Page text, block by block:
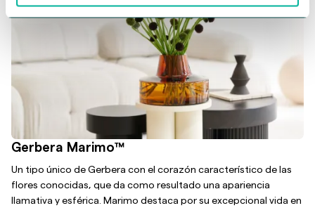
Gerbera Marimo™
Un tipo único de Gerbera con el corazón característico de las
flores conocidas, que da como resultado una apariencia
llamativa y esférica. Marimo destaca por su excepcional vida en